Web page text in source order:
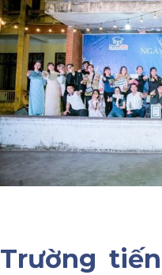
Trường